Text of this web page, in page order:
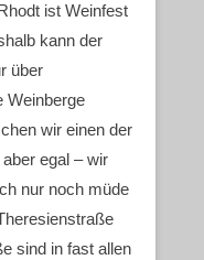
ist Weinfest
kann der
über
Weinberge
wir einen der
egal – wir
nur noch müde
sind in fast allen